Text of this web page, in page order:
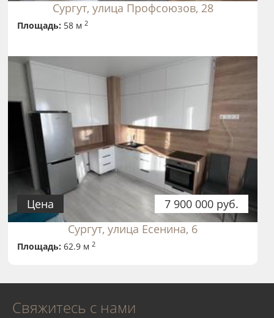
Сургут, улица Профсоюзов, 28
Площадь: 58 м2
7 900 000 руб.
Цена
Сургут, улица Есенина, 6
Площадь: 62.9 м2
Свяжитесь с нами